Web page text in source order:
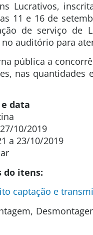
Lucrativos,
11 e 16 de
de serviço de
auditório para
pública a
nas
data
10/2019
a 23/10/2019
do itens:
captação e